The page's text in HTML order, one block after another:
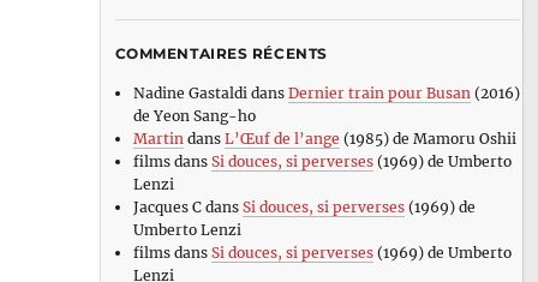
COMMENTAIRES RÉCENTS
Nadine Gastaldi dans Dernier train pour Busan (2016)
de Yeon Sang-ho
Martin dans L’Œuf de l’ange (1985) de Mamoru Oshii
filmsdans Si douces, si perverses(1969) de Umberto
Lenzi
Jacques Cdans Si douces, si perverses(1969) de
Umberto Lenzi
filmsdans Si douces, si perverses(1969) de Umberto
Lenzi